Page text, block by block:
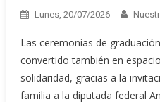
Lunes, 20/07/2026
Las ceremonias de
convertido también en
solidaridad, gracias a la
familia a la diputada federal